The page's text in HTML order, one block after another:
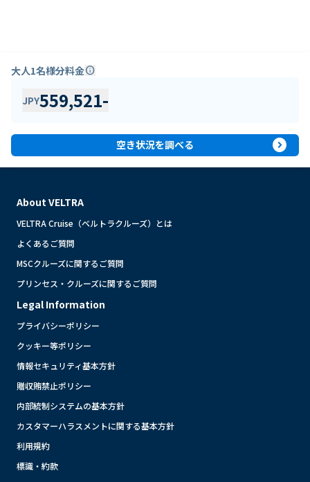
大人1名様分料金info
JPY559,521-
空き状況を調べる expand_circle_right
About VELTRA
VELTRA Cruise（ベルトラクルーズ）とは
よくあるご質問
MSCクルーズに関するご質問
プリンセス・クルーズに関するご質問
Legal Information
プライバシーポリシー
クッキー等ポリシー
情報セキュリティ基本方針
贈収賄禁止ポリシー
内部統制システムの基本方針
カスタマーハラスメントに関する基本方針
利用規約
標識・約款